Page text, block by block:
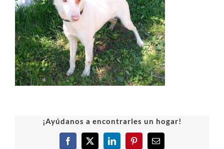
¡Ayúdanos a encontrarles un hogar!
Facebook
X LinkedInPinterestCorreo